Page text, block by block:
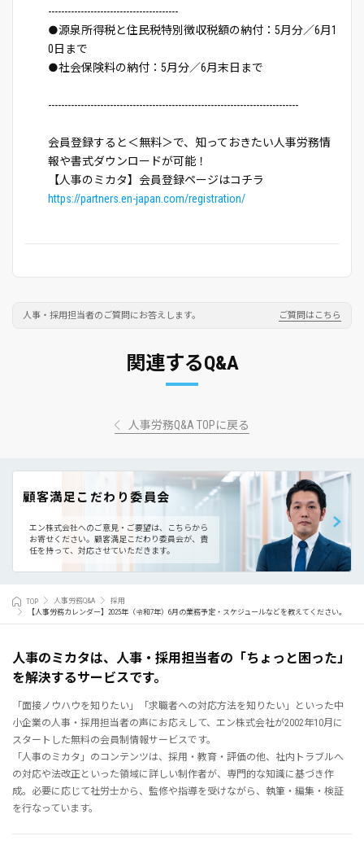
----------------------------------------
●源泉所得税と住民税特別徴収税額の納付：5月分／6月1
0日まで
●社会保険料の納付：5月分／6月末日まで
-----------------------------------------------------------------------------
会員登録すると＜無料＞で、知っておきたい人事労務情
報や書式ダウンロードが可能！
【人事のミカタ】会員登録ページはコチラ
https://partners.en-japan.com/registration/
人事・採用担当者のご質問にお答えします。 ご質問はこちら
関連するQ&A
人事労務Q&A TOPに戻る
顧客満足こだわり委員会
エン株式会社へのご意見・ご要望は、こちらから
お寄せください。 顧客満足こだわり委員会が、責
任を持って、対応させていただきます。
TOP 人事労務Q&A
採用
【人事労務カレンダー】2025年（令和7年）6月の業務予定・スケジュールなどを教えてください。
人事のミカタは、人事・採用担当者の「ちょっと困った」
を解決するサービスです。
「面接ノウハウを知りたい」「求職者への対応方法を知りたい」といった中
小企業の人事・採用担当者の声にお応えして、エン株式会社が2002年10月に
スタートした無料の会員制情報サービスです。
「人事のミカタ」のコンテンツは、採用・教育・評価の他、社内トラブルへ
の対応や法改正といった領域に詳しい制作者が、専門的な知識に基づき作
成。必要に応じて社労士から、監修や指導を受けながら、執筆・編集・検証
を行なっています。